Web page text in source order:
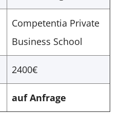
Competentia Private
Business School
2400€
auf Anfrage